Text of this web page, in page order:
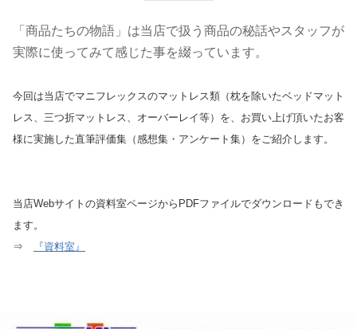
「商品たちの物語」は当店で扱う商品の秘話やスタッフが
実際に使ってみて感じた事を綴っています。
今回は当店でマニフレックスのマットレス類（枕を除いたベッドマット
レス、三つ折マットレス、オーバーレイ等）を、お買い上げ頂いたお客
様に実施した直筆評価集（感想集・アンケート集）をご紹介します。
当店Webサイトの資料室ページからPDFファイルでダウンロードもでき
ます。
⇒
『資料室』